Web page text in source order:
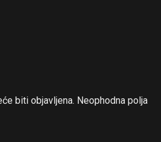
biti objavljena. Neophodna polja